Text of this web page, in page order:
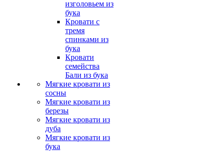
изголовьем из
бука
Кровати с
тремя
спинками из
бука
Кровати
семейства
Бали из бука
Мягкие кровати из
сосны
Мягкие кровати из
березы
Мягкие кровати из
дуба
Мягкие кровати из
бука